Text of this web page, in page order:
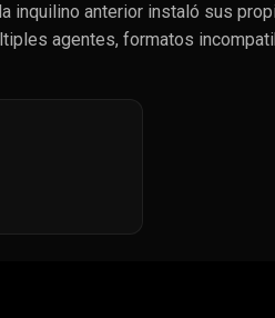
inquilino anterior instaló sus
agentes, formatos